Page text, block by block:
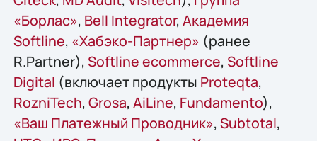
«Борлас», Bell Integrator, Академия
Softline, «Хабэко-Партнер» (ранее
R.Partner), Softline ecommerce, Softline
Digital (включает продукты Proteqta,
RozniTech, Grosa, AiLine, Fundamento),
«Ваш Платежный Проводник», Subtotal,